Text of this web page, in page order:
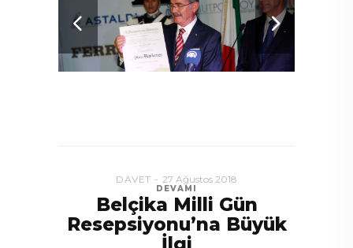
DEVAMI
DAVET 27 Ağustos 2018
Belçika Milli Gün
Resepsiyonu’na Büyük